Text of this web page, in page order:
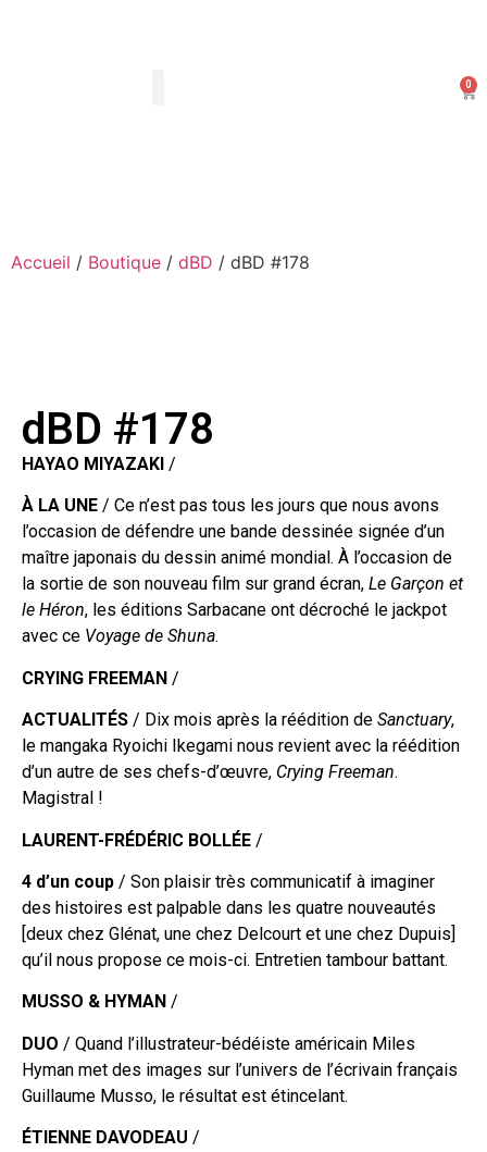
0
Accueil / Boutique / dBD / dBD #178
dBD #178
HAYAO MIYAZAKI /
À LA UNE / Ce n’est pas tous les jours que nous avons
l’occasion de défendre une bande dessinée signée d’un
maître japonais du dessin animé mondial. À l’occasion de
la sortie de son nouveau film sur grand écran, Le Garçon et
le Héron, les éditions Sarbacane ont décroché le jackpot
avec ce Voyage de Shuna.
CRYING FREEMAN /
ACTUALITÉS / Dix mois après la réédition de Sanctuary,
le mangaka Ryoichi Ikegami nous revient avec la réédition
d’un autre de ses chefs-d’œuvre, Crying Freeman.
Magistral !
LAURENT-FRÉDÉRIC BOLLÉE /
4 d’un coup / Son plaisir très communicatif à imaginer
des histoires est palpable dans les quatre nouveautés
[deux chez Glénat, une chez Delcourt et une chez Dupuis]
qu’il nous propose ce mois-ci. Entretien tambour battant.
MUSSO & HYMAN /
DUO / Quand l’illustrateur-bédéiste américain Miles
Hyman met des images sur l’univers de l’écrivain français
Guillaume Musso, le résultat est étincelant.
ÉTIENNE DAVODEAU /